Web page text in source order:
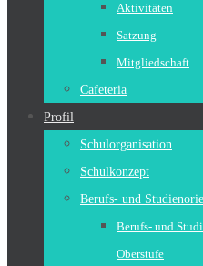
Aktivitäten
Satzung
Mitgliedschaft
Cafeteria
Profil
Schulorganisation
Schulkonzept
Berufs- und
Berufs- und
Oberstufe